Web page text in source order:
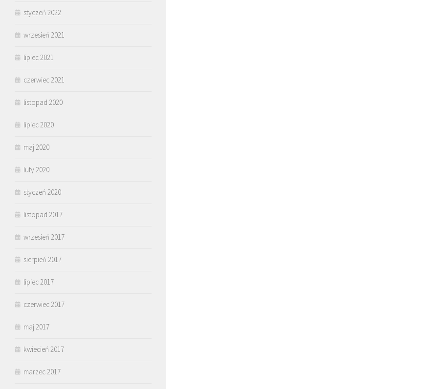
styczeń 2022
wrzesień 2021
lipiec 2021
czerwiec 2021
listopad 2020
lipiec 2020
maj 2020
luty 2020
styczeń 2020
listopad 2017
wrzesień 2017
sierpień 2017
lipiec 2017
czerwiec 2017
maj 2017
kwiecień 2017
marzec 2017